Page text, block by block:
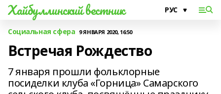
Хайбуллинский вестник
Социальная сфера 9 ЯНВАРЯ 2020, 16:50
Встречая Рождество
7 января прошли фольклорные
посиделки клуба «Горница» Самарского